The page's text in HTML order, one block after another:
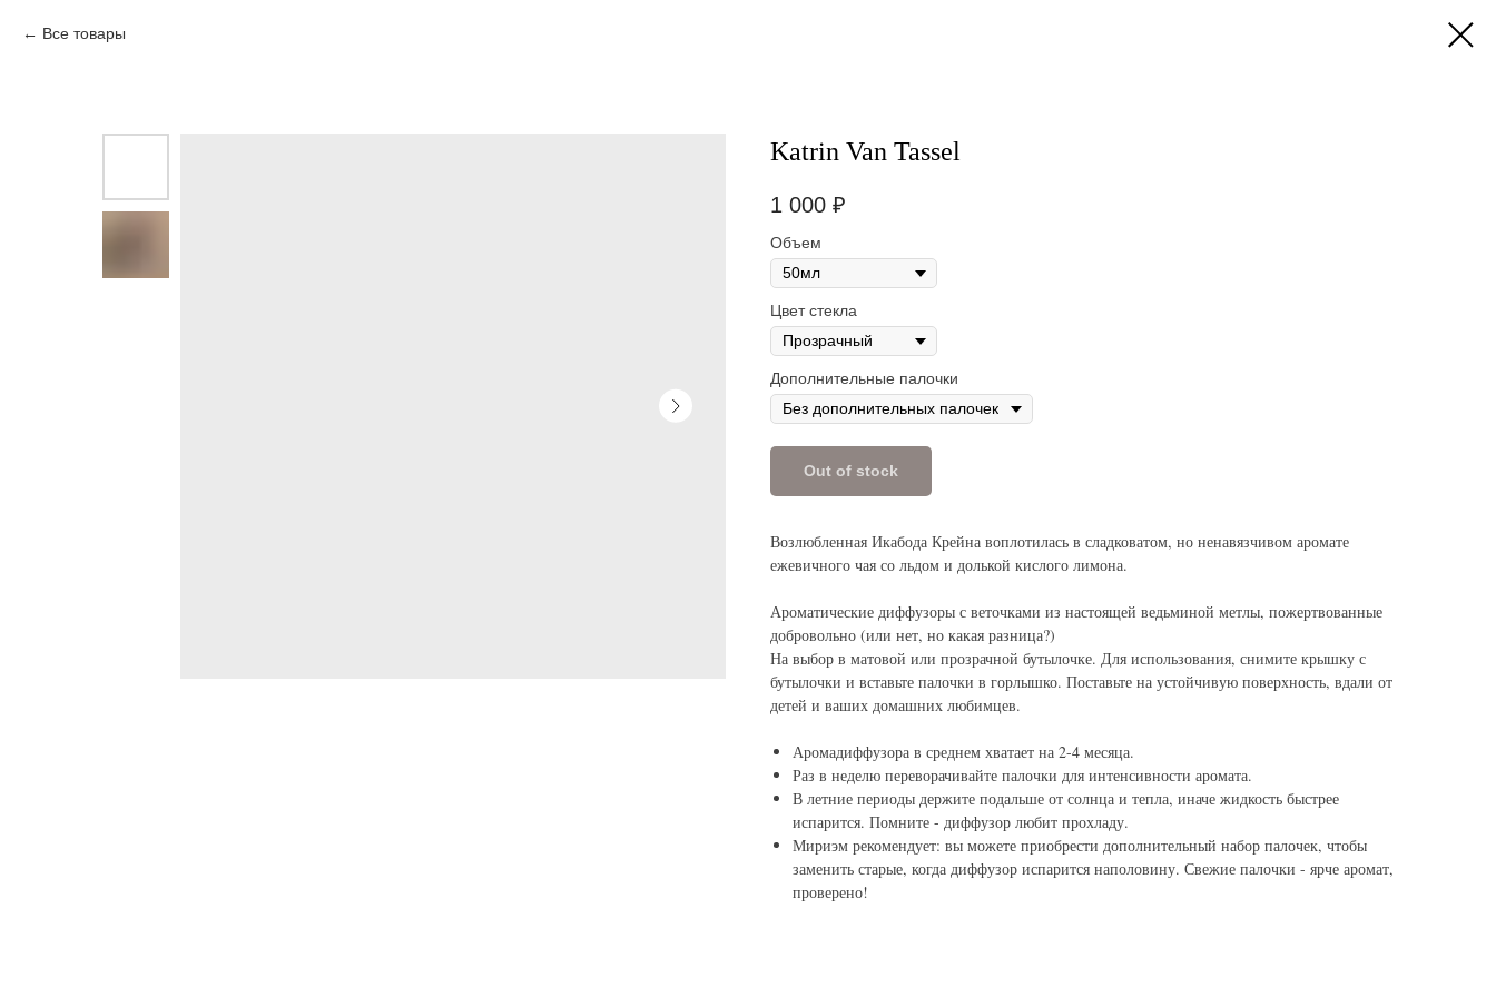
Все товары
Katrin Van Tassel
1 000 ₽
Объем
Цвет стекла
Дополнительные палочки
Out of stock
Возлюбленная Икабода Крейна воплотилась в сладковатом, но ненавязчивом аромате
ежевичного чая со льдом и долькой кислого лимона.
Ароматические диффузоры с веточками из настоящей ведьминой метлы, пожертвованные
добровольно (или нет, но какая разница?)
На выбор в матовой или прозрачной бутылочке. Для использования, снимите крышку с
бутылочки и вставьте палочки в горлышко. Поставьте на устойчивую поверхность, вдали от
детей и ваших домашних любимцев.
Аромадиффузора в среднем хватает на 2-4 месяца.
Раз в неделю переворачивайте палочки для интенсивности аромата.
В летние периоды держите подальше от солнца и тепла, иначе жидкость быстрее
испарится. Помните - диффузор любит прохладу.
Мириэм рекомендует: вы можете приобрести дополнительный набор палочек, чтобы
заменить старые, когда диффузор испарится наполовину. Свежие палочки - ярче аромат,
проверено!